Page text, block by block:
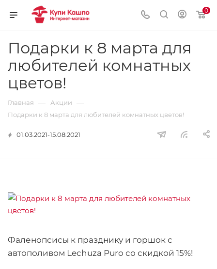
0
Подарки к 8 марта для
любителей комнатных
цветов!
Главная — Акции —
Подарки к 8 марта для любителей комнатных цветов!
01.03.2021-15.08.2021
Фаленопсисы к празднику и горшок с
автополивом Lechuza Puro со скидкой 15%!